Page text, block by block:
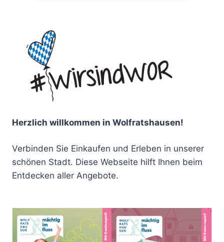
Herzlich willkommen in Wolfratshausen!
Verbinden Sie Einkaufen und Erleben in unserer
schönen Stadt. Diese Webseite hilft Ihnen beim
Entdecken aller Angebote.